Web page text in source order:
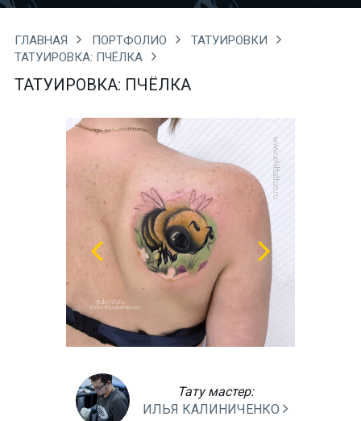
ГЛАВНАЯ ПОРТФОЛИО
ТАТУИРОВКИ
ТАТУИРОВКА: ПЧЁЛКА
ТАТУИРОВКА: ПЧЁЛКА
Тату мастер:
ИЛЬЯ КАЛИНИЧЕНКО